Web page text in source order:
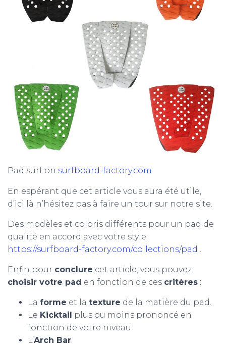
Pad surf on surfboard-factory.com
En espérant que cet article vous aura été utile,
d’ici là n’hésitez pas à faire un tour sur notre site.
Des modèles et coloris différents pour un pad de
qualité en accord avec votre style :
https://surfboard-factory.com/collections/pad .
Enfin pour conclure cet article, vous pouvez
choisir votre pad en fonction de ces critères :
La forme et la texture de la matière du pad.
Le Kicktail
plus ou moins prononcé en
fonction de votre niveau.
L’Arch Bar.